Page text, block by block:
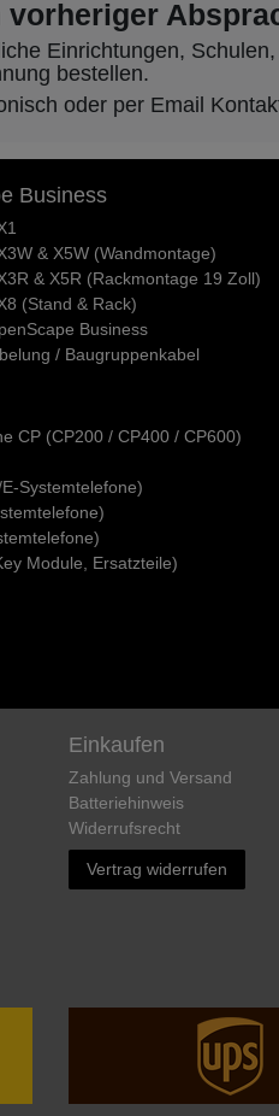
Einrichtungen,
bestellen.
oder per Email
Business
& X5W (Wandmontage)
& X5R (Rackmontage 19 Zoll)
(Stand & Rack)
Business
/ Baugruppenkabel
CP (CP200 / CP400 / CP600)
Systemtelefone)
Module, Ersatzteile)
Einkaufen
Zahlung und Versand
Batteriehinweis
Widerrufs­recht
Vertrag widerrufen